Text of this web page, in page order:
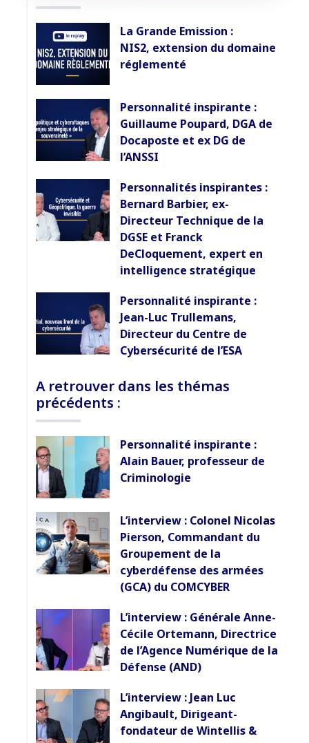
Pas encore abonné ? Découvrir nos offres
→
La Grande Emission :
NIS2, extension du domaine
réglementé
Personnalité inspirante :
Guillaume Poupard, DGA de
Docaposte et ex DG de
l’ANSSI
Personnalités inspirantes :
Bernard Barbier, ex-
Directeur Technique de la
DGSE et Franck
DeCloquement, expert en
intelligence stratégique
Personnalité inspirante :
Jean-Luc Trullemans,
Directeur du Centre de
Cybersécurité de l’ESA
A retrouver dans les thémas
précédents :
Personnalité inspirante :
Alain Bauer, professeur de
Criminologie
L’interview : Colonel Nicolas
Pierson, Commandant du
Groupement de la
cyberdéfense des armées
(GCA) du COMCYBER
L’interview : Générale Anne-
Cécile Ortemann, Directrice
de l’Agence Numérique de la
Défense (AND)
L’interview : Jean Luc
Angibault, Dirigeant-
fondateur de Wintellis &